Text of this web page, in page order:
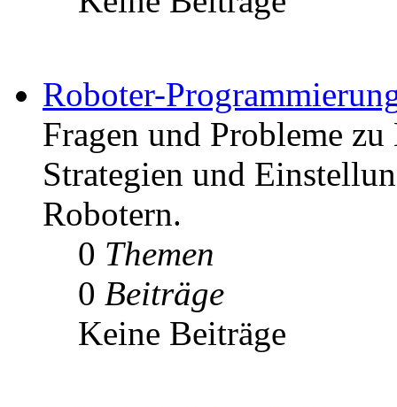
Roboter-
Fragen und Probleme
Strategien und
Robotern.
0 Themen
0 Beiträge
Keine Beiträge